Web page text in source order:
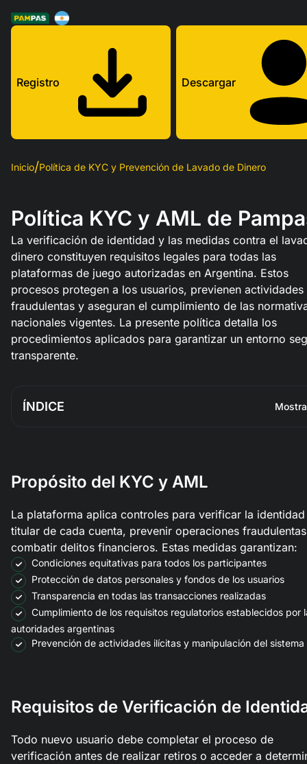
Registro Descargar
Inicio Política de KYC y Prevención de Lavado de Dinero
Política KYC y AML de
La verificación de identidad y las medidas contra el
dinero constituyen requisitos legales para todas las
plataformas de juego autorizadas en Argentina. Estos
procesos protegen a los usuarios, previenen actividades
fraudulentas y aseguran el cumplimiento de las
nacionales vigentes. La presente política detalla los
procedimientos aplicados para garantizar un entorno
transparente.
ÍNDICE
Propósito del KYC y AML
La plataforma aplica controles para verificar la
titular de cada cuenta, prevenir operaciones
combatir delitos financieros. Estas medidas garantizan:
Condiciones equitativas para todos los participantes
Protección de datos personales y fondos de los usuarios
Transparencia en todas las transacciones realizadas
Cumplimiento de los requisitos regulatorios establecidos por
autoridades argentinas
Prevención de actividades ilícitas y manipulación del sistema
Requisitos de Verificación de
Todo nuevo usuario debe completar el proceso de
verificación antes de realizar retiros o acceder a